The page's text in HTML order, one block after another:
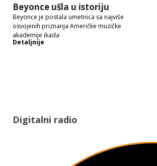
Beyonce ušla u istoriju
Beyonce je postala umetnica sa najviše
osvojenih priznanja Američke muzičke
akademije ikada
Detaljnije
Digitalni radio